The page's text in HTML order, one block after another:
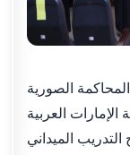
الصورية
الإمارات العربية
الميداني